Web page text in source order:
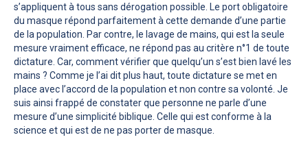
s’appliquent à tous sans dérogation possible. Le port obligatoire
du masque répond parfaitement à cette demande d’une partie
de la population. Par contre, le lavage de mains, qui est la seule
mesure vraiment efficace, ne répond pas au critère n°1 de toute
dictature. Car, comment vérifier que quelqu’un s’est bien lavé les
mains ? Comme je l’ai dit plus haut, toute dictature se met en
place avec l’accord de la population et non contre sa volonté. Je
suis ainsi frappé de constater que personne ne parle d’une
mesure d’une simplicité biblique. Celle qui est conforme à la
science et qui est de ne pas porter de masque.